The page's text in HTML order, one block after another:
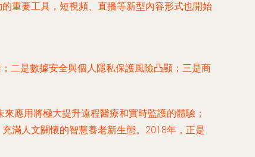
重要工具，短視頻、直播等新型內容形式也開始
二是數據安全與個人隱私保護風險凸顯；三是商
應用將極大提升遠程醫療和實時監護的體驗；
滿人文關懷的智慧養老新生態。2018年，正是